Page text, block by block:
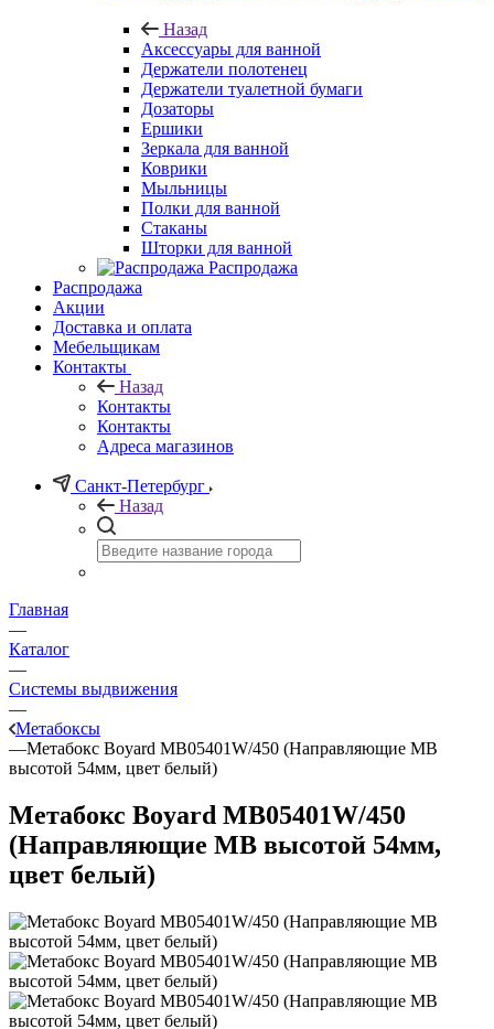
Назад
Аксессуары для ванной
Держатели полотенец
Держатели туалетной бумаги
Дозаторы
Ершики
Зеркала для ванной
Коврики
Мыльницы
Полки для ванной
Стаканы
Шторки для ванной
Распродажа
Распродажа
Акции
Доставка и оплата
Мебельщикам
Контакты
Назад
Контакты
Контакты
Адреса магазинов
Санкт-Петербург
Назад
Главная
—
Каталог
—
Системы выдвижения
—
Метабоксы
—Метабокс Boyard MB05401W/450 (Направляющие МВ
высотой 54мм, цвет белый)
Метабокс Boyard MB05401W/450
(Направляющие МВ высотой 54мм,
цвет белый)